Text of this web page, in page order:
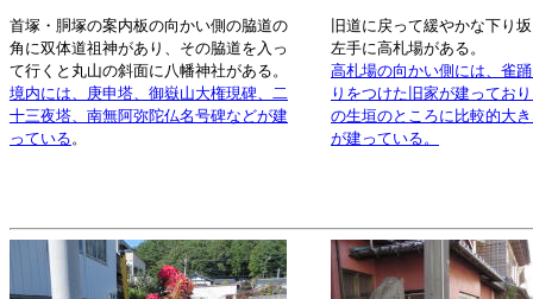
首塚・胴塚の案内板の向かい側の脇道の
角に双体道祖神があり、その脇道を入っ
て行くと丸山の斜面に八幡神社がある。
境内には、庚申塔、御嶽山大権現碑、二
十三夜塔、南無阿弥陀仏名号碑などが建
っている。
旧道に戻って緩やかな下り
左手に高札場がある。
高札場の向かい側には、雀
りをつけた旧家が建ってお
の生垣のところに比較的大
が建っている。